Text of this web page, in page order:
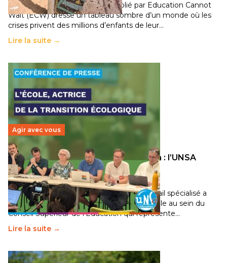
Un nouveau rapport mondial publié par Education Cannot
Wait (ECW) dresse un tableau sombre d’un monde où les
crises privent des millions d’enfants de leur…
Lire la suite →
Agir avec vous
Transition écologique de l’éducation : l’UNSA
Éducation fait bouger les lignes
30 juin 2026-National
Pendant plusieurs mois, un groupe de travail spécialisé a
travaillé sur la transition écologique de l’Ecole au sein du
Conseil Supérieur de l’Éducation qui représente…
Lire la suite →